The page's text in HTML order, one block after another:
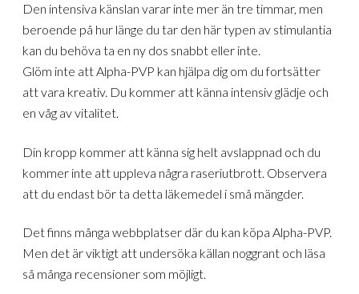
Den intensiva känslan varar inte mer än tre timmar, men
beroende på hur länge du tar den här typen av stimulantia
kan du behöva ta en ny dos snabbt eller inte.
Glöm inte att Alpha-PVP kan hjälpa dig om du fortsätter
att vara kreativ. Du kommer att känna intensiv glädje och
en våg av vitalitet.
Din kropp kommer att känna sig helt avslappnad och du
kommer inte att uppleva några raseriutbrott. Observera
att du endast bör ta detta läkemedel i små mängder.
Det finns många webbplatser där du kan köpa Alpha-PVP.
Men det är viktigt att undersöka källan noggrant och läsa
så många recensioner som möjligt.